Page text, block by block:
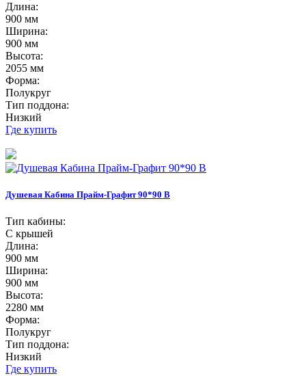
Длина:
900 мм
Ширина:
900 мм
Высота:
2055 мм
Форма:
Полукруг
Тип поддона:
Низкий
Где купить
Душевая Кабина Прайм-Графит 90*90 В
Тип кабины:
С крышей
Длина:
900 мм
Ширина:
900 мм
Высота:
2280 мм
Форма:
Полукруг
Тип поддона:
Низкий
Где купить